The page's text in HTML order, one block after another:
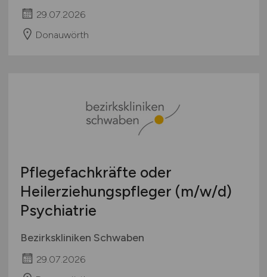
29.07.2026
Donauwörth
Pflegefachkräfte oder
Heilerziehungspfleger (m/w/d)
Psychiatrie
Bezirkskliniken Schwaben
29.07.2026